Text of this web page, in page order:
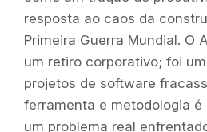
resposta ao caos da
Primeira Guerra Mundial. O
um retiro corporativo; foi
projetos de software
ferramenta e metodologia é
um problema real